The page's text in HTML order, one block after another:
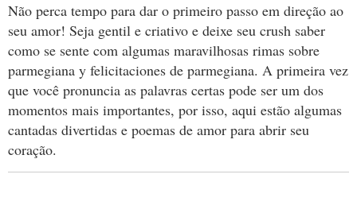
Não perca tempo para dar o primeiro passo em direção ao
seu amor! Seja gentil e criativo e deixe seu crush saber
como se sente com algumas maravilhosas rimas sobre
parmegiana y felicitaciones de parmegiana. A primeira vez
que você pronuncia as palavras certas pode ser um dos
momentos mais importantes, por isso, aqui estão algumas
cantadas divertidas e poemas de amor para abrir seu
coração.